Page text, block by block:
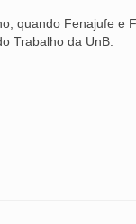
quando Fenajufe e
Trabalho da UnB.